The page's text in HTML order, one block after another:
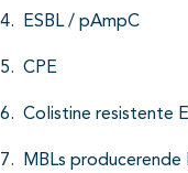
ESBL / pAmpC
CPE
Colistine resistente
MBLs producerende